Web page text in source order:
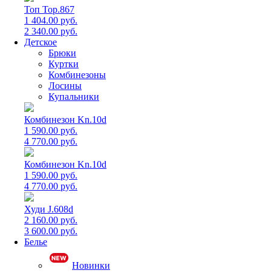
Топ Top.867
1 404.00 руб.
2 340.00 руб.
Детское
Брюки
Куртки
Комбинезоны
Лосины
Купальники
Комбинезон Kn.10d
1 590.00 руб.
4 770.00 руб.
Комбинезон Kn.10d
1 590.00 руб.
4 770.00 руб.
Худи J.608d
2 160.00 руб.
3 600.00 руб.
Белье
Новинки